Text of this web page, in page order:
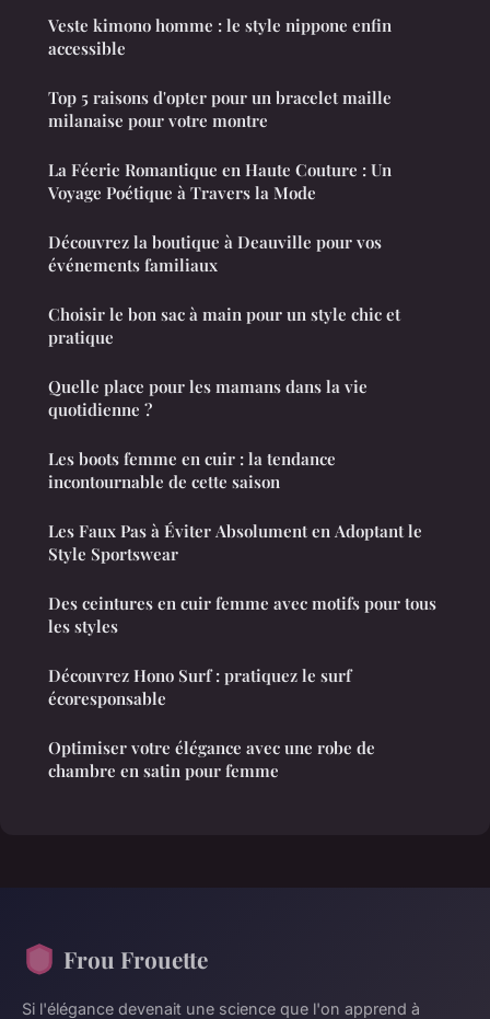
Veste kimono homme : le style nippone enfin
accessible
Top 5 raisons d'opter pour un bracelet maille
milanaise pour votre montre
La Féerie Romantique en Haute Couture : Un
Voyage Poétique à Travers la Mode
Découvrez la boutique à Deauville pour vos
événements familiaux
Choisir le bon sac à main pour un style chic et
pratique
Quelle place pour les mamans dans la vie
quotidienne ?
Les boots femme en cuir : la tendance
incontournable de cette saison
Les Faux Pas à Éviter Absolument en Adoptant le
Style Sportswear
Des ceintures en cuir femme avec motifs pour tous
les styles
Découvrez Hono Surf : pratiquez le surf
écoresponsable
Optimiser votre élégance avec une robe de
chambre en satin pour femme
Frou Frouette
Si l'élégance devenait une science que l'on apprend à